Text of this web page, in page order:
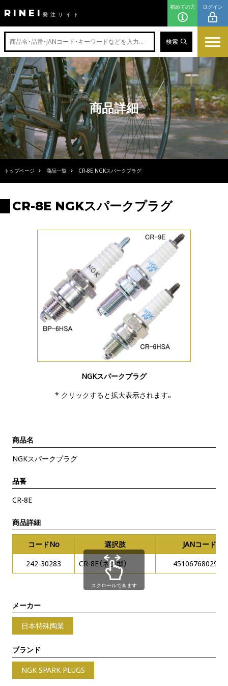
RINEI 発注サイト
初めての方 ログイン
検索
商品詳細
トップページ 商品一覧 CR-8E NGKスパークプラグ
CR-8E NGKスパークプラグ
NGKスパークプラグ
* クリックすると拡大表示されます。
商品名
NGKスパークプラグ
品番
CR-8E
商品詳細
コードNo 選択肢
JANコード
242-30283
CR-8E（ネジ型） 4510676802908
スクロールできます
メーカー
日本特殊陶業
ブランド
NGK SPARK PLUGS